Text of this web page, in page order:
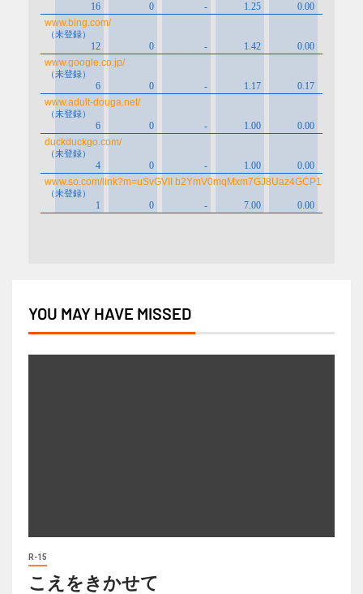
YOU MAY HAVE MISSED
R-15
こえをきかせて